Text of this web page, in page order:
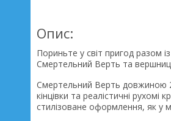
Опис:
Пориньте у світ пригод разом
Смертельний Верть та
Смертельний Верть довжиною
кінцівки та реалістичні рухомі
стилізоване оформлення, як у